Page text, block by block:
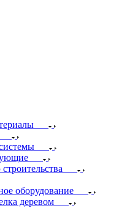
оборудование
деревом